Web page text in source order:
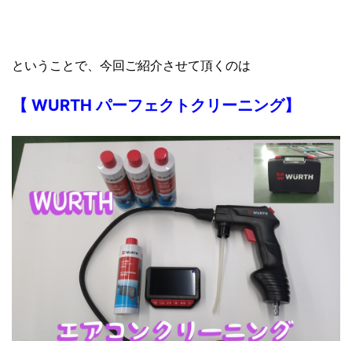
ということで、今回ご紹介させて頂くのは
【 WURTHパーフェクトクリーニング】